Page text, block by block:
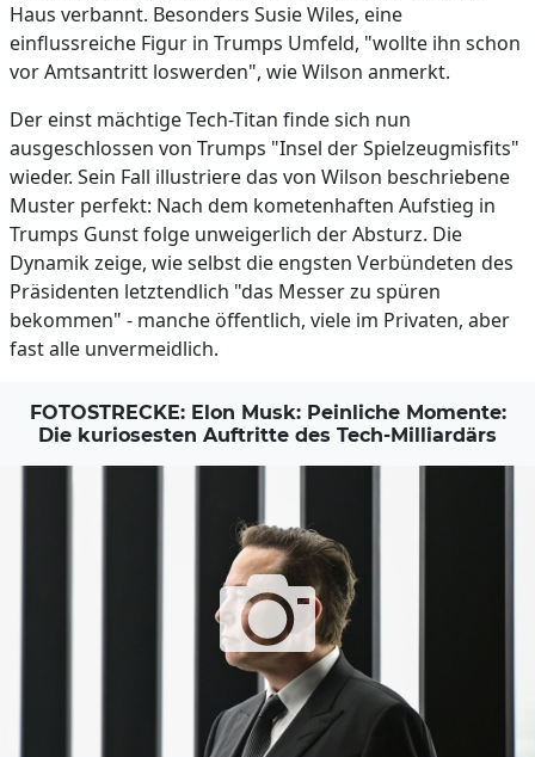
Haus verbannt. Besonders Susie Wiles, eine
einflussreiche Figur in Trumps Umfeld, "wollte ihn schon
vor Amtsantritt loswerden", wie Wilson anmerkt.
Der einst mächtige Tech-Titan finde sich nun
ausgeschlossen von Trumps "Insel der Spielzeugmisfits"
wieder. Sein Fall illustriere das von Wilson beschriebene
Muster perfekt: Nach dem kometenhaften Aufstieg in
Trumps Gunst folge unweigerlich der Absturz. Die
Dynamik zeige, wie selbst die engsten Verbündeten des
Präsidenten letztendlich "das Messer zu spüren
bekommen" - manche öffentlich, viele im Privaten, aber
fast alle unvermeidlich.
FOTOSTRECKE: Elon Musk: Peinliche Momente:
Die kuriosesten Auftritte des Tech-Milliardärs